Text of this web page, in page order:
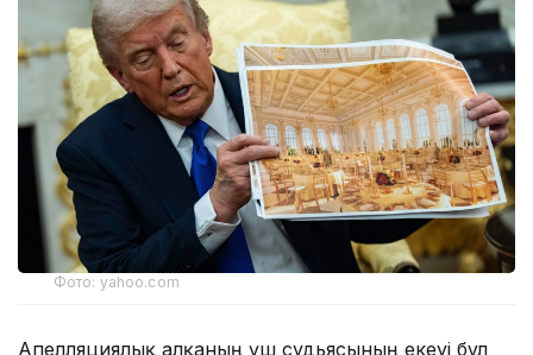
Фото: yahoo.com
Апелляциялық алқаның үш судьясының екеуі бұл